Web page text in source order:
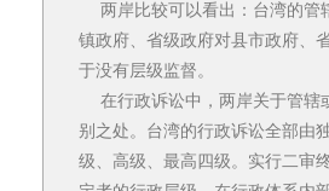
两岸比较可以看出：台湾的管
镇政府、省级政府对县市政府、
于没有层级监督。
在行政诉讼中，两岸关于管辖
别之处。台湾的行政诉讼全部由
级、高级、最高四级。实行二审